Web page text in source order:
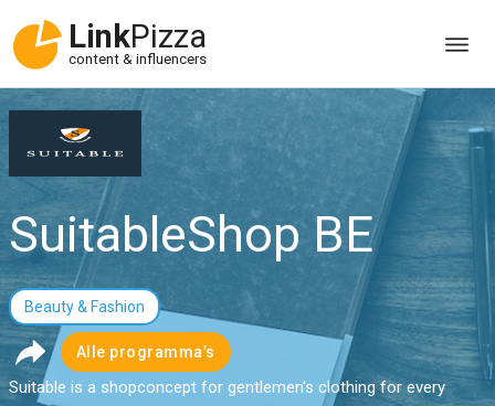
LinkPizza
content & influencers
SuitableShop BE
Beauty & Fashion
Alle programma’s
Suitable is a shopconcept for gentlemen's clothing for every